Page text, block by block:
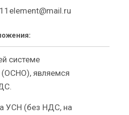
системе
являемся
УСН (без НДС, на